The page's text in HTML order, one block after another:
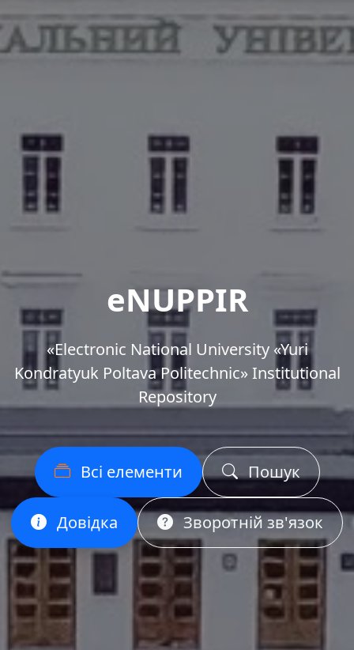
eNUPPIR
«Еlectronic National University «Yuri
Kondratyuk Poltava Politechnic» Institutional
Repository
Всі елементи Пошук
Довідка Зворотній зв'язок